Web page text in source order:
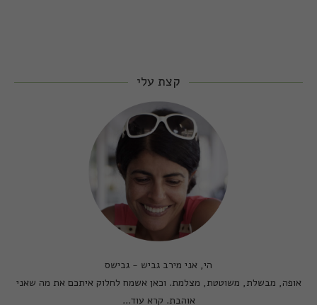
קצת עלי
הי, אני מירב גביש - גבישס
אופה, מבשלת, משוטטת, מצלמת. וכאן אשמח לחלוק איתכם את מה שאני
אוהבת. קרא עוד...